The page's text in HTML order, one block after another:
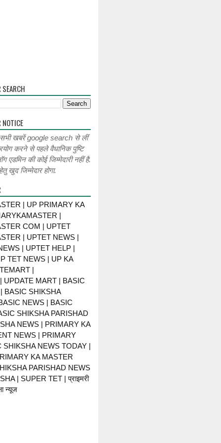
सभी खबरें google search से लीं
करने से पहले वैधानिक पुष्टि
की कोई जिम्मेदारी नहीं है.
खुद जिम्मेदार होगा.
| UP PRIMARY KA
|
COM | UPTET
| UPTET NEWS |
| UPTET HELP |
TET NEWS | UP KA
|
UPDATE MART | BASIC
BASIC SHIKSHA
NEWS | BASIC
SHIKSHA PARISHAD
NEWS | PRIMARY KA
NEWS | PRIMARY
NEWS TODAY |
KA MASTER
PARISHAD NEWS
| SUPER TET | प्राइमरी
न्यूज